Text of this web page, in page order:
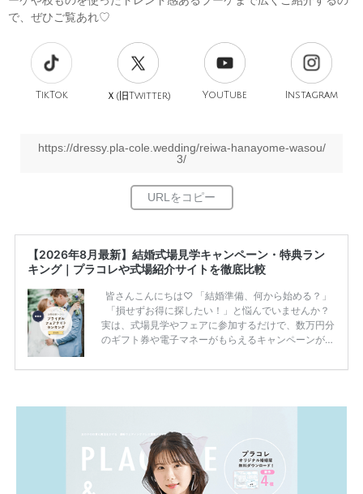
で、ぜひご覧あれ♡
TikTok Ｘ(旧Twitter) YouTube Instagram
https://dressy.pla-cole.wedding/reiwa-hanayome-wasou/
3/
【2026年8月最新】結婚式場見学キャンペーン・特典ラン
キング｜プラコレや式場紹介サイトを徹底比較
皆さんこんにちは♡ 「結婚準備、何から始める？」
「損せずお得に探したい！」と悩んでいませんか？
実は、式場見学やフェアに参加するだけで、数万円分
のギフト券や電子マネーがもらえるキャンペーンがあ
ため、比較せずに選ぶと損をしてしまうことも……。
一番お得？」「プラコレの特典は？」といった疑問も
解決します。 まずは診断で候補を絞れる「ウェディ
ング診断」か、体験型 […]続きを読む